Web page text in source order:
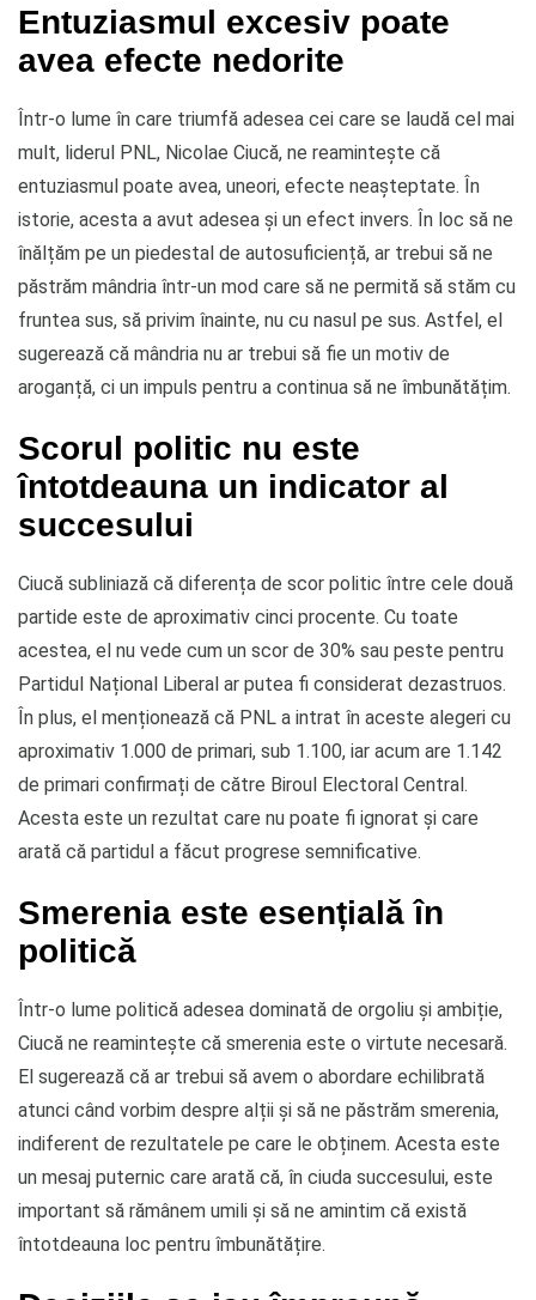
Entuziasmul excesiv poate
avea efecte nedorite
Într-o lume în care triumfă adesea cei care se laudă cel mai
mult, liderul PNL, Nicolae Ciucă, ne reamintește că
entuziasmul poate avea, uneori, efecte neașteptate. În
istorie, acesta a avut adesea și un efect invers. În loc să ne
înălțăm pe un piedestal de autosuficiență, ar trebui să ne
păstrăm mândria într-un mod care să ne permită să stăm cu
fruntea sus, să privim înainte, nu cu nasul pe sus. Astfel, el
sugerează că mândria nu ar trebui să fie un motiv de
aroganță, ci un impuls pentru a continua să ne îmbunătățim.
Scorul politic nu este
întotdeauna un indicator al
succesului
Ciucă subliniază că diferența de scor politic între cele două
partide este de aproximativ cinci procente. Cu toate
acestea, el nu vede cum un scor de 30% sau peste pentru
Partidul Național Liberal ar putea fi considerat dezastruos.
În plus, el menționează că PNL a intrat în aceste alegeri cu
aproximativ 1.000 de primari, sub 1.100, iar acum are 1.142
de primari confirmați de către Biroul Electoral Central.
Acesta este un rezultat care nu poate fi ignorat și care
arată că partidul a făcut progrese semnificative.
Smerenia este esențială în
politică
Într-o lume politică adesea dominată de orgoliu și ambiție,
Ciucă ne reamintește că smerenia este o virtute necesară.
El sugerează că ar trebui să avem o abordare echilibrată
atunci când vorbim despre alții și să ne păstrăm smerenia,
indiferent de rezultatele pe care le obținem. Acesta este
un mesaj puternic care arată că, în ciuda succesului, este
important să rămânem umili și să ne amintim că există
întotdeauna loc pentru îmbunătățire.